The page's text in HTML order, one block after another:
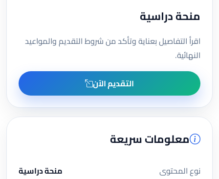
منحة دراسية
اقرأ التفاصيل بعناية وتأكد من شروط التقديم والمواعيد
النهائية.
التقديم الآن
معلومات سريعة
نوع المحتوى
منحة دراسية